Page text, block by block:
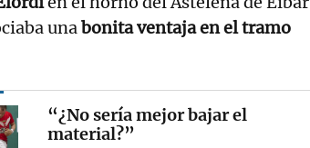
unabonita ventaja en el tramo
“¿No sería mejor bajar el
material?”